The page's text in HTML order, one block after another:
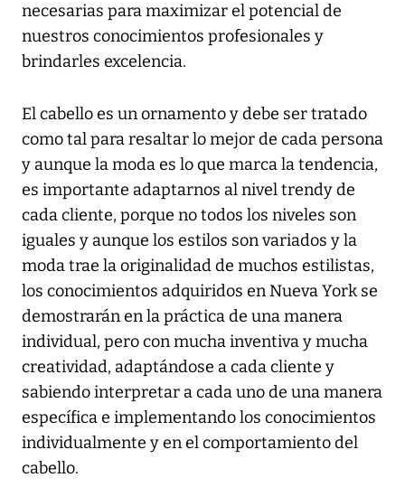
necesarias para maximizar el potencial de
nuestros conocimientos profesionales y
brindarles excelencia.
El cabello es un ornamento y debe ser tratado
como tal para resaltar lo mejor de cada persona
y aunque la moda es lo que marca la tendencia,
es importante adaptarnos al nivel trendy de
cada cliente, porque no todos los niveles son
iguales y aunque los estilos son variados y la
moda trae la originalidad de muchos estilistas,
los conocimientos adquiridos en Nueva York se
demostrarán en la práctica de una manera
individual, pero con mucha inventiva y mucha
creatividad, adaptándose a cada cliente y
sabiendo interpretar a cada uno de una manera
específica e implementando los conocimientos
individualmente y en el comportamiento del
cabello.